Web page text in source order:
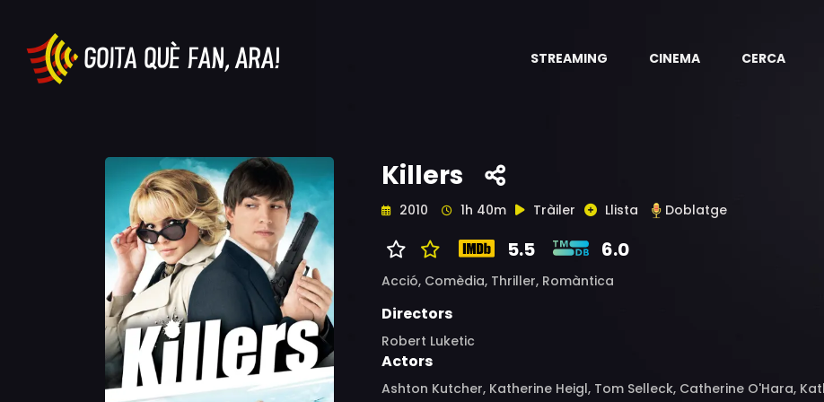
STREAMING CINEMA CERCA
Killers
2010 1h 40m Tràiler Llista Doblatge
5.5 6.0
Acció, Comèdia, Thriller, Romàntica
Directors
Robert Luketic
Actors
Ashton Kutcher, Katherine Heigl, Tom Selleck, Catherine O'Hara,